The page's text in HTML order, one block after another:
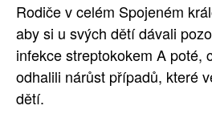
Rodiče v celém Spojeném
aby si u svých dětí dávali
infekce streptokokem A poté,
odhalili nárůst případů, které
dětí.